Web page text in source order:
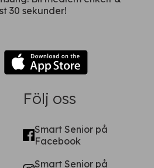
30 sekunder!
Följ oss
Smart Senior på
Facebook
Smart Senior på